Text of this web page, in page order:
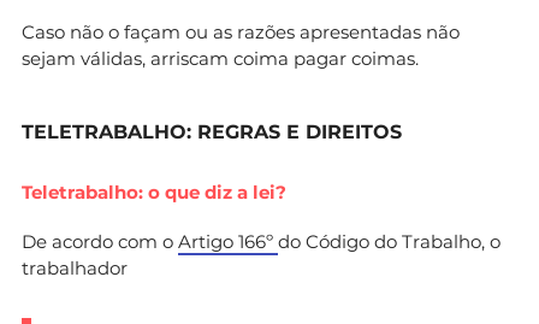
Caso não o façam ou as razões apresentadas não
sejam válidas, arriscam coima pagar coimas.
TELETRABALHO: REGRAS E DIREITOS
Teletrabalho: o que diz a lei?
De acordo com o Artigo 166º do Código do Trabalho, o
trabalhador